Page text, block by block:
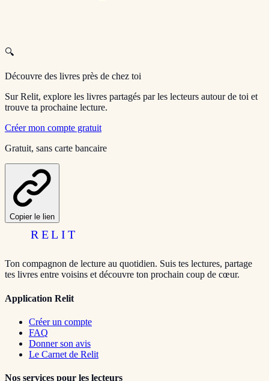
🔍
Découvre des livres près de chez toi
Sur Relit, explore les livres partagés par les lecteurs autour de toi et
trouve ta prochaine lecture.
Créer mon compte gratuit
Gratuit, sans carte bancaire
Copier le lien
RELIT
Ton compagnon de lecture au quotidien. Suis tes lectures, partage
tes livres entre voisins et découvre ton prochain coup de cœur.
Application Relit
Créer un compte
FAQ
Donner son avis
Le Carnet de Relit
Nos services pour les lecteurs